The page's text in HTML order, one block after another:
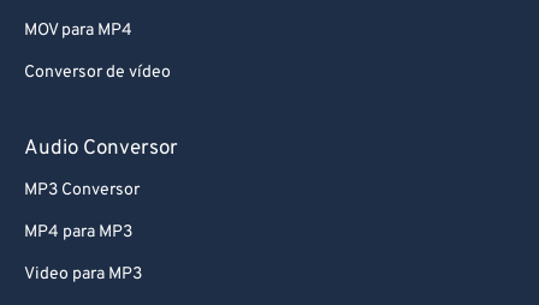
MOV para MP4
Conversor de vídeo
Audio Conversor
MP3 Conversor
MP4 para MP3
Video para MP3